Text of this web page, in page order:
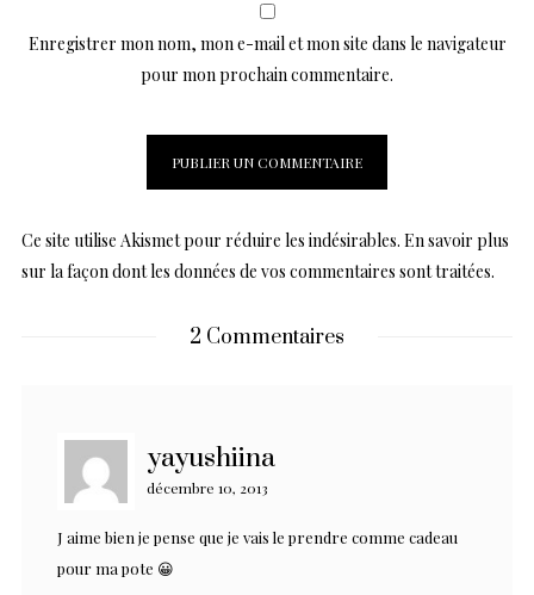
Enregistrer mon nom, mon e-mail et mon site dans le navigateur
pour mon prochain commentaire.
Ce site utilise Akismet pour réduire les indésirables. En savoir plus
sur la façon dont les données de vos commentaires sont traitées.
2 Commentaires
yayushiina
décembre 10, 2013
J aime bien je pense que je vais le prendre comme cadeau
pour ma pote 😀